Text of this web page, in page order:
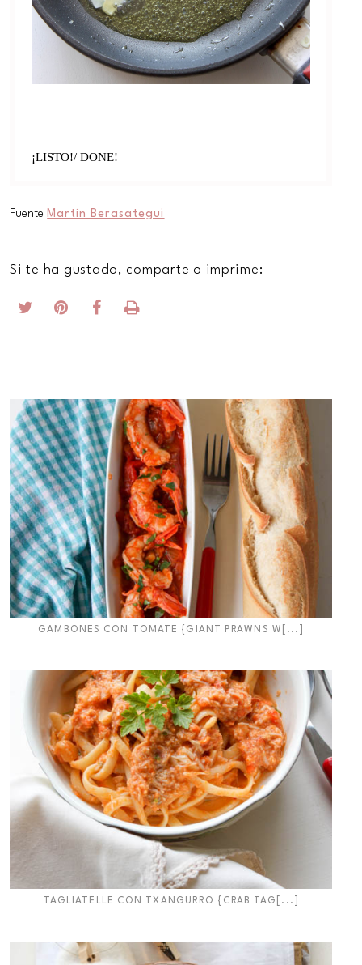
¡LISTO!/ DONE!
Fuente Martín Berasategui
Si te ha gustado, comparte o imprime:
GAMBONES CON TOMATE {GIANT PRAWNS W[...]
TAGLIATELLE CON TXANGURRO {CRAB TAG[...]